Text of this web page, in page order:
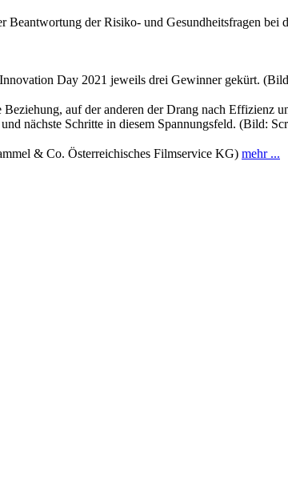
der Risiko- und Gesundheitsfragen bei
Day 2021 jeweils drei Gewinner gekürt.
auf der anderen der Drang nach Effizienz
nächste Schritte in diesem Spannungsfeld. (Bild:
& Co. Österreichisches Filmservice KG) mehr ...